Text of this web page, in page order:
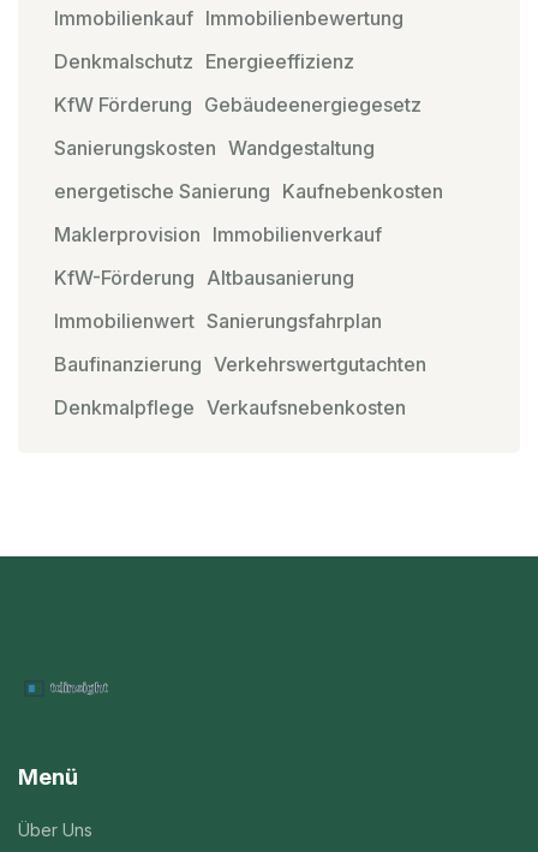
Immobilienkauf Immobilienbewertung
Denkmalschutz Energieeffizienz
KfW Förderung Gebäudeenergiegesetz
Sanierungskosten Wandgestaltung
energetische Sanierung Kaufnebenkosten
Maklerprovision Immobilienverkauf
KfW-Förderung Altbausanierung
Immobilienwert Sanierungsfahrplan
Baufinanzierung Verkehrswertgutachten
Denkmalpflege Verkaufsnebenkosten
Menü
Über Uns